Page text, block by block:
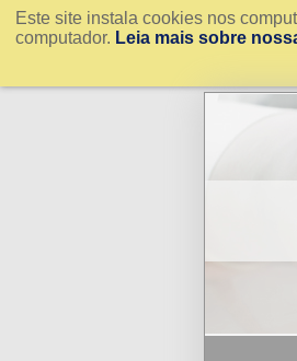
Este site instala cookies nos
computador. Leia mais sobre